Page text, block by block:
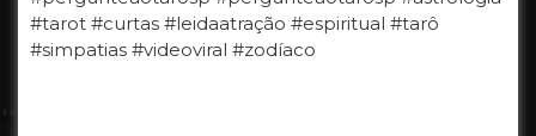
#tarot #curtas #leidaatração #espiritual #tarô
#simpatias #videoviral #zodíaco